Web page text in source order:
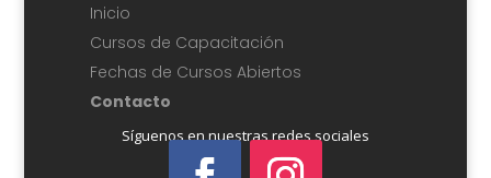
Inicio
Cursos de Capacitación
Fechas de Cursos Abiertos
Contacto
Síguenos en nuestras redes sociales